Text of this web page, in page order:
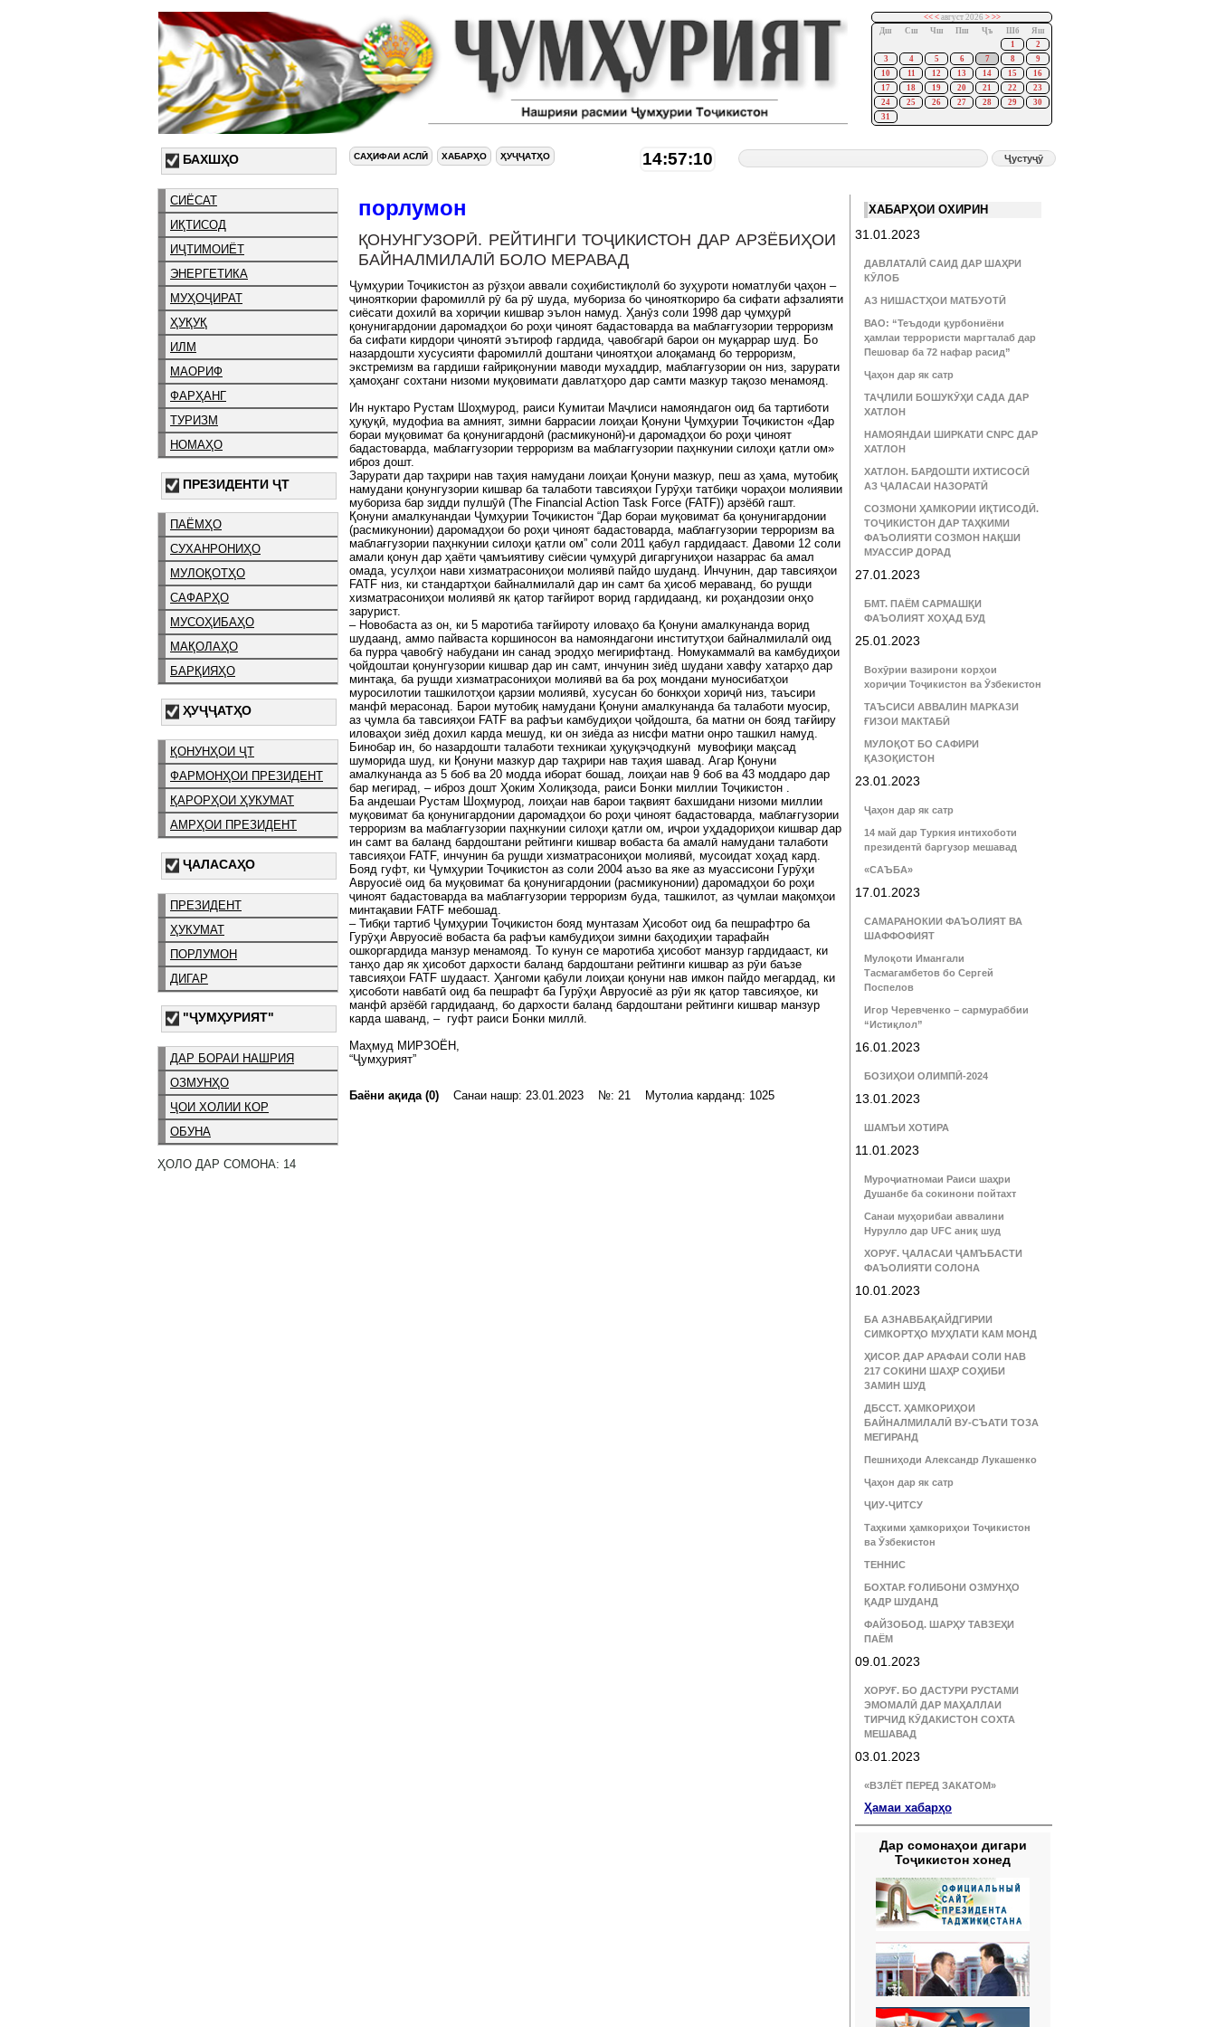
<< <август 2026 > >>
Дш
Сш Чш Пш Ҷъ Шб
Яш
1
2
3
4 5 6 7 8
9
10
11 12 13 14 15
16
17
18 19 20 21 22
23
24
25 26 27 28 29
30
31
БАХШҲО
СИЁСАТ
ИҚТИСОД
ИҶТИМОИЁТ
ЭНЕРГЕТИКА
МУҲОҶИРАТ
ҲУҚУҚ
ИЛМ
МАОРИФ
ФАРҲАНГ
ТУРИЗМ
НОМАҲО
ПРЕЗИДЕНТИ ҶТ
ПАЁМҲО
СУХАНРОНИҲО
МУЛОҚОТҲО
САФАРҲО
МУСОҲИБАҲО
МАҚОЛАҲО
БАРҚИЯҲО
ҲУҶҶАТҲО
ҚОНУНҲОИ ҶТ
ФАРМОНҲОИ ПРЕЗИДЕНТ
ҚАРОРҲОИ ҲУКУМАТ
АМРҲОИ ПРЕЗИДЕНТ
ҶАЛАСАҲО
ПРЕЗИДЕНТ
ҲУКУМАТ
ПОРЛУМОН
ДИГАР
"ҶУМҲУРИЯТ"
ДАР БОРАИ НАШРИЯ
ОЗМУНҲО
ҶОИ ХОЛИИ КОР
ОБУНА
ҲОЛО ДАР СОМОНА: 14
САҲИФАИ АСЛӢ ХАБАРҲО ҲУҶҶАТҲО 14:57:11
порлумон
ҚОНУНГУЗОРӢ. РЕЙТИНГИ ТОҶИКИСТОН ДАР АРЗЁБИҲОИ
БАЙНАЛМИЛАЛӢ БОЛО МЕРАВАД
Ҷумҳурии Тоҷикистон аз рӯзҳои аввали соҳибистиқлолӣ бо зуҳуроти номатлуби ҷаҳон –
ҷинояткории фаромиллӣ рӯ ба рӯ шуда, мубориза бо ҷинояткориро ба сифати афзалияти
сиёсати дохилӣ ва хориҷии кишвар эълон намуд. Ҳанӯз соли 1998 дар ҷумҳурӣ
қонунигардонии даромадҳои бо роҳи ҷиноят бадастоварда ва маблағгузории терроризм
ба сифати кирдори ҷиноятӣ эътироф гардида, ҷавобгарӣ барои он муқаррар шуд. Бо
назардошти хусусияти фаромиллӣ доштани ҷиноятҳои алоқаманд бо терроризм,
экстремизм ва гардиши ғайриқонунии маводи мухаддир, маблағгузории он низ, зарурати
ҳамоҳанг сохтани низоми муқовимати давлатҳоро дар самти мазкур тақозо менамояд.
Ин нуктаро Рустам Шоҳмурод, раиси Кумитаи Маҷлиси намояндагон оид ба тартиботи
ҳуқуқӣ, мудофиа ва амният, зимни баррасии лоиҳаи Қонуни Ҷумҳурии Тоҷикистон «Дар
бораи муқовимат ба қонунигардонӣ (расмикунонӣ)-и даромадҳои бо роҳи ҷиноят
бадастоварда, маблағгузории терроризм ва маблағгузории паҳнкунии силоҳи қатли ом»
иброз дошт.
Зарурати дар таҳрири нав таҳия намудани лоиҳаи Қонуни мазкур, пеш аз ҳама, мутобиқ
намудани қонунгузории кишвар ба талаботи тавсияҳои Гурӯҳи татбиқи чораҳои молиявии
мубориза бар зидди пулшӯӣ (The Financial Action Task Force (FATF)) арзёбӣ гашт.
Қонуни амалкунандаи Ҷумҳурии Тоҷикистон “Дар бораи муқовимат ба қонунигардонии
(расмикунонии) даромадҳои бо роҳи ҷиноят бадастоварда, маблағгузории терроризм ва
маблағгузории паҳнкунии силоҳи қатли ом” соли 2011 қабул гардидааст. Давоми 12 соли
амали қонун дар ҳаёти ҷамъиятиву сиёсии ҷумҳурӣ дигаргуниҳои назаррас ба амал
омада, усулҳои нави хизматрасониҳои молиявӣ пайдо шуданд. Инчунин, дар тавсияҳои
FATF низ, ки стандартҳои байналмилалӣ дар ин самт ба ҳисоб мераванд, бо рушди
хизматрасониҳои молиявӣ як қатор тағйирот ворид гардидаанд, ки роҳандозии онҳо
зарурист.
– Новобаста аз он, ки 5 маротиба тағйироту иловаҳо ба Қонуни амалкунанда ворид
шудаанд, аммо пайваста коршиносон ва намояндагони институтҳои байналмилалӣ оид
ба пурра ҷавобгӯ набудани ин санад эродҳо мегирифтанд. Номукаммалӣ ва камбудиҳои
ҷойдоштаи қонунгузории кишвар дар ин самт, инчунин зиёд шудани хавфу хатарҳо дар
минтақа, ба рушди хизматрасониҳои молиявӣ ва ба роҳ мондани муносибатҳои
муросилотии ташкилотҳои қарзии молиявӣ, хусусан бо бонкҳои хориҷӣ низ, таъсири
манфӣ мерасонад. Барои мутобиқ намудани Қонуни амалкунанда ба талаботи муосир,
аз ҷумла ба тавсияҳои FATF ва рафъи камбудиҳои ҷойдошта, ба матни он бояд тағйиру
иловаҳои зиёд дохил карда мешуд, ки он зиёда аз нисфи матни онро ташкил намуд.
Бинобар ин, бо назардошти талаботи техникаи ҳуқуқэҷодкунӣ мувофиқи мақсад
шуморида шуд, ки Қонуни мазкур дар таҳрири нав таҳия шавад. Агар Қонуни
амалкунанда аз 5 боб ва 20 модда иборат бошад, лоиҳаи нав 9 боб ва 43 моддаро дар
бар мегирад, – иброз дошт Ҳоким Холиқзода, раиси Бонки миллии Тоҷикистон .
Ба андешаи Рустам Шоҳмурод, лоиҳаи нав барои тақвият бахшидани низоми миллии
муқовимат ба қонунигардонии даромадҳои бо роҳи ҷиноят бадастоварда, маблағгузории
терроризм ва маблағгузории паҳнкунии силоҳи қатли ом, иҷрои уҳдадориҳои кишвар дар
ин самт ва баланд бардоштани рейтинги кишвар вобаста ба амалӣ намудани талаботи
тавсияҳои FATF, инчунин ба рушди хизматрасониҳои молиявӣ, мусоидат хоҳад кард.
Бояд гуфт, ки Ҷумҳурии Тоҷикистон аз соли 2004 аъзо ва яке аз муассисони Гурӯҳи
Авруосиё оид ба муқовимат ба қонунигардонии (расмикунонии) даромадҳои бо роҳи
ҷиноят бадастоварда ва маблағгузории терроризм буда, ташкилот, аз ҷумлаи мақомҳои
минтақавии FATF мебошад.
– Тибқи тартиб Ҷумҳурии Тоҷикистон бояд мунтазам Ҳисобот оид ба пешрафтро ба
Гурӯҳи Авруосиё вобаста ба рафъи камбудиҳои зимни баҳодиҳии тарафайн
ошкоргардида манзур менамояд. То кунун се маротиба ҳисобот манзур гардидааст, ки
танҳо дар як ҳисобот дархости баланд бардоштани рейтинги кишвар аз рӯи баъзе
тавсияҳои FATF шудааст. Ҳангоми қабули лоиҳаи қонуни нав имкон пайдо мегардад, ки
ҳисоботи навбатӣ оид ба пешрафт ба Гурӯҳи Авруосиё аз рӯи як қатор тавсияҳое, ки
манфӣ арзёбӣ гардидаанд, бо дархости баланд бардоштани рейтинги кишвар манзур
карда шаванд, – гуфт раиси Бонки миллӣ.
Маҳмуд МИРЗОЁН,
“Ҷумҳурият”
Баёни ақида (0) Санаи нашр: 23.01.2023 №: 21 Мутолиа карданд: 1025
ХАБАРҲОИ ОХИРИН
31.01.2023
ДАВЛАТАЛӢ САИД ДАР ШАҲРИ
КӮЛОБ
АЗ НИШАСТҲОИ МАТБУОТӢ
ВАО: “Теъдоди қурбониёни
ҳамлаи террористи маргталаб дар
Пешовар ба 72 нафар расид”
Ҷаҳон дар як сатр
ТАҶЛИЛИ БОШУКӮҲИ САДА ДАР
ХАТЛОН
НАМОЯНДАИ ШИРКАТИ CNPC ДАР
ХАТЛОН
ХАТЛОН. БАРДОШТИ ИХТИСОСӢ
АЗ ҶАЛАСАИ НАЗОРАТӢ
СОЗМОНИ ҲАМКОРИИ ИҚТИСОДӢ.
ТОҶИКИСТОН ДАР ТАҲКИМИ
ФАЪОЛИЯТИ СОЗМОН НАҚШИ
МУАССИР ДОРАД
27.01.2023
БМТ. ПАЁМ САРМАШҚИ
ФАЪОЛИЯТ ХОҲАД БУД
25.01.2023
Вохӯрии вазирони корҳои
хориҷии Тоҷикистон ва Ӯзбекистон
ТАЪСИСИ АВВАЛИН МАРКАЗИ
ҒИЗОИ МАКТАБӢ
МУЛОҚОТ БО САФИРИ
ҚАЗОҚИСТОН
23.01.2023
Ҷаҳон дар як сатр
14 май дар Туркия интихоботи
президентӣ баргузор мешавад
«САЪБА»
17.01.2023
САМАРАНОКИИ ФАЪОЛИЯТ ВА
ШАФФОФИЯТ
Мулоқоти Имангали
Тасмагамбетов бо Сергей
Поспелов
Игор Черевченко – сармураббии
“Истиқлол”
16.01.2023
БОЗИҲОИ ОЛИМПӢ-2024
13.01.2023
ШАМЪИ ХОТИРА
11.01.2023
Муроҷиатномаи Раиси шаҳри
Душанбе ба сокинони пойтахт
Санаи муҳорибаи аввалини
Нурулло дар UFC аниқ шуд
ХОРУҒ. ҶАЛАСАИ ҶАМЪБАСТИ
ФАЪОЛИЯТИ СОЛОНА
10.01.2023
БА АЗНАВБАҚАЙДГИРИИ
СИМКОРТҲО МУҲЛАТИ КАМ МОНД
ҲИСОР. ДАР АРАФАИ СОЛИ НАВ
217 СОКИНИ ШАҲР СОҲИБИ
ЗАМИН ШУД
ДБССТ. ҲАМКОРИҲОИ
БАЙНАЛМИЛАЛӢ ВУ-СЪАТИ ТОЗА
МЕГИРАНД
Пешниҳоди Александр Лукашенко
Ҷаҳон дар як сатр
ҶИУ-ҶИТСУ
Таҳкими ҳамкориҳои Тоҷикистон
ва Ӯзбекистон
ТЕННИС
БОХТАР. ҒОЛИБОНИ ОЗМУНҲО
ҚАДР ШУДАНД
ФАЙЗОБОД. ШАРҲУ ТАВЗЕҲИ
ПАЁМ
09.01.2023
ХОРУҒ. БО ДАСТУРИ РУСТАМИ
ЭМОМАЛӢ ДАР МАҲАЛЛАИ
ТИРЧИД КӮДАКИСТОН СОХТА
МЕШАВАД
03.01.2023
«ВЗЛЁТ ПЕРЕД ЗАКАТОМ»
Ҳамаи хабарҳо
Дар сомонаҳои дигари
Тоҷикистон хонед